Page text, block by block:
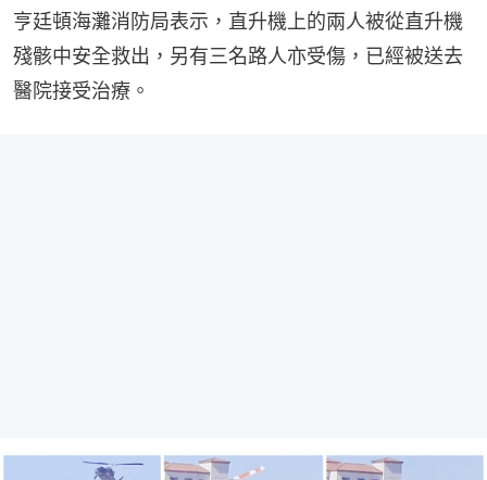
亨廷頓海灘消防局表示，直升機上的兩人被從直升機
殘骸中安全救出，另有三名路人亦受傷，已經被送去
醫院接受治療。